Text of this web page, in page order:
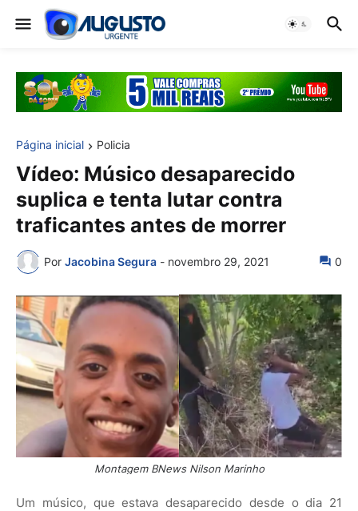
Página inicial Policia
Vídeo: Músico desaparecido
suplica e tenta lutar contra
traficantes antes de morrer
Por Jacobina Segura - novembro 29, 2021 0
Montagem BNews Nilson Marinho
Um músico, que estava desaparecido desde o dia 21